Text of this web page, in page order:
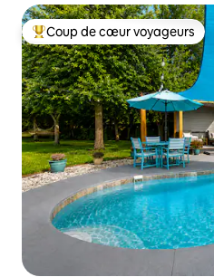
Coups de cœur voyageurs les
Coup de cœur voyageurs